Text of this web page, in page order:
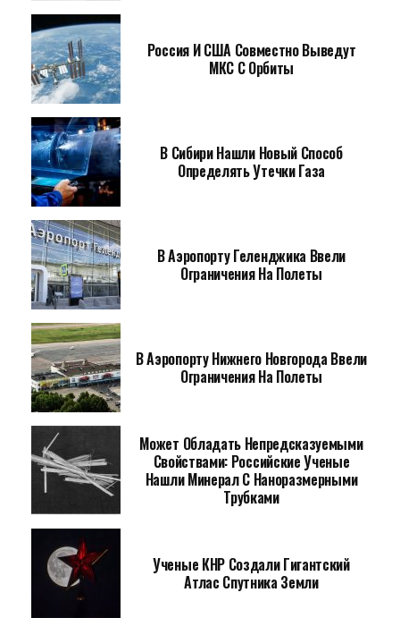
Россия И США Совместно Выведут
МКС С Орбиты
В Сибири Нашли Новый Способ
Определять Утечки Газа
В Аэропорту Геленджика Ввели
Ограничения На Полеты
В Аэропорту Нижнего Новгорода Ввели
Ограничения На Полеты
Может Обладать Непредсказуемыми
Свойствами: Российские Ученые
Нашли Минерал С Наноразмерными
Трубками
Ученые КНР Создали Гигантский
Атлас Спутника Земли